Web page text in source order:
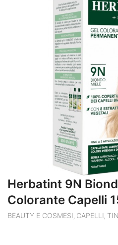
Herbatint 9N
Colorante Capelli
BEAUTY E COSMESI, CAPELLI,